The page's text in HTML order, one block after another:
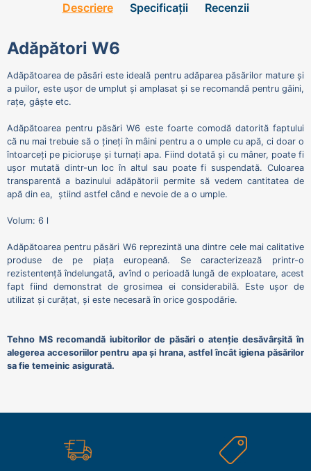
Descriere Specificații Recenzii
Adăpători W6
Adăpătoarea de păsări este ideală pentru adăparea păsărilor mature și
a puilor, este ușor de umplut și amplasat și se recomandă pentru găini,
rațe, gâște etc.
Adăpătoarea pentru păsări W6 este foarte comodă datorită faptului
că nu mai trebuie să o țineți în mâini pentru a o umple cu apă, ci doar o
întoarceți pe piciorușe și turnați apa. Fiind dotată și cu mâner, poate fi
ușor mutată dintr-un loc în altul sau poate fi suspendată. Culoarea
transparentă a bazinului adăpătorii permite să vedem cantitatea de
apă din ea, știind astfel când e nevoie de a o umple.
Volum: 6 l
Adăpătoarea pentru păsări W6 reprezintă una dintre cele mai calitative
produse de pe piața europeană. Se caracterizează printr-o
rezistentență îndelungată, avînd o perioadă lungă de exploatare, acest
fapt fiind demonstrat de grosimea ei considerabilă. Este ușor de
utilizat și curățat, și este necesară în orice gospodărie.
Tehno MS recomandă iubitorilor de păsări o atenție desăvârșită în
alegerea accesoriilor pentru apa și hrana, astfel încât igiena păsărilor
sa fie temeinic asigurată.